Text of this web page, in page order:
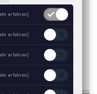
erfahren]
erfahren]
erfahren]
erfahren]